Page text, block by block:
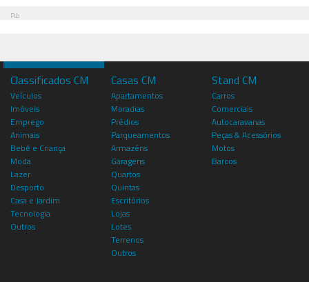
Pub
Classificados CM
Veículos
Imóveis
Emprego
Animais
Bebé e Criança
Moda
Lazer
Desporto
Casa e Jardim
Tecnologia
Outros
Casas CM
Apartamentos
Moradias
Prédios
Parqueamentos
Armazéns
Garagens
Quartos
Quintas
Escritórios
Lojas
Lotes
Terrenos
Outros
Stand CM
Carros
Comerciais
Autocaravanas
Peças & Acessórios
Motos
Barcos